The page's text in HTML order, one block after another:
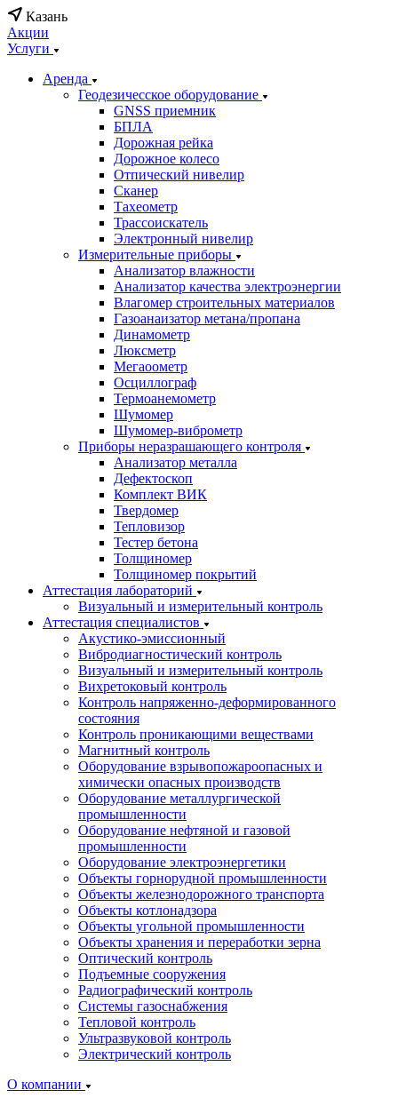
Казань
Акции
Услуги
Аренда
Геодезичесское оборудование
GNSS приемник
БПЛА
Дорожная рейка
Дорожное колесо
Отпический нивелир
Сканер
Тахеометр
Трассоискатель
Электронный нивелир
Измерительные приборы
Анализатор влажности
Анализатор качества электроэнергии
Влагомер строительных материалов
Газоанаизатор метана/пропана
Динамометр
Люксметр
Мегаоометр
Осциллограф
Термоанемометр
Шумомер
Шумомер-виброметр
Приборы неразрашающего контроля
Анализатор металла
Дефектоскоп
Комплект ВИК
Твердомер
Тепловизор
Тестер бетона
Толщиномер
Толщиномер покрытий
Аттестация лабораторий
Визуальный и измерительный контроль
Аттестация специалистов
Акустико-эмиссионный
Вибродиагностический контроль
Визуальный и измерительный контроль
Вихретоковый контроль
Контроль напряженно-деформированного
состояния
Контроль проникающими веществами
Магнитный контроль
Оборудование взрывопожароопасных и
химически опасных производств
Оборудование металлургической
промышленности
Оборудование нефтяной и газовой
промышленности
Оборудование электроэнергетики
Объекты горнорудной промышленности
Объекты железнодорожного транспорта
Объекты котлонадзора
Объекты угольной промышленности
Объекты хранения и переработки зерна
Оптический контроль
Подъемные сооружения
Радиографический контроль
Системы газоснабжения
Тепловой контроль
Ультразвуковой контроль
Электрический контроль
О компании